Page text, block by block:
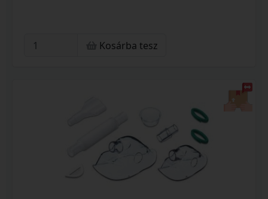
Kosárba tesz